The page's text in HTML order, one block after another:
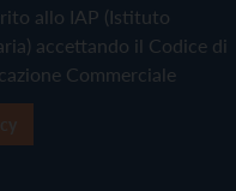
allo IAP (Istituto
accettando il Codice di
Commerciale